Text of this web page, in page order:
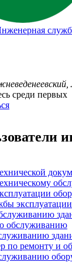
среди первых
эксплуатации
обслуживанию
по ремонту и